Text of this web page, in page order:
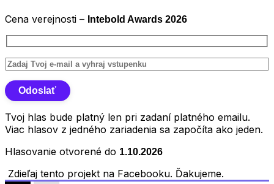
Cena verejnosti – Intebold Awards 2026
Tvoj hlas bude platný len pri zadaní platného emailu.
Viac hlasov z jedného zariadenia sa započíta ako jeden.
Hlasovanie otvorené do 1.10.2026
Zdieľaj tento projekt na Facebooku. Ďakujeme.